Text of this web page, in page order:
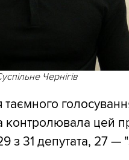
Чернігів
контролювала цей
з 31 депутата, 27 —